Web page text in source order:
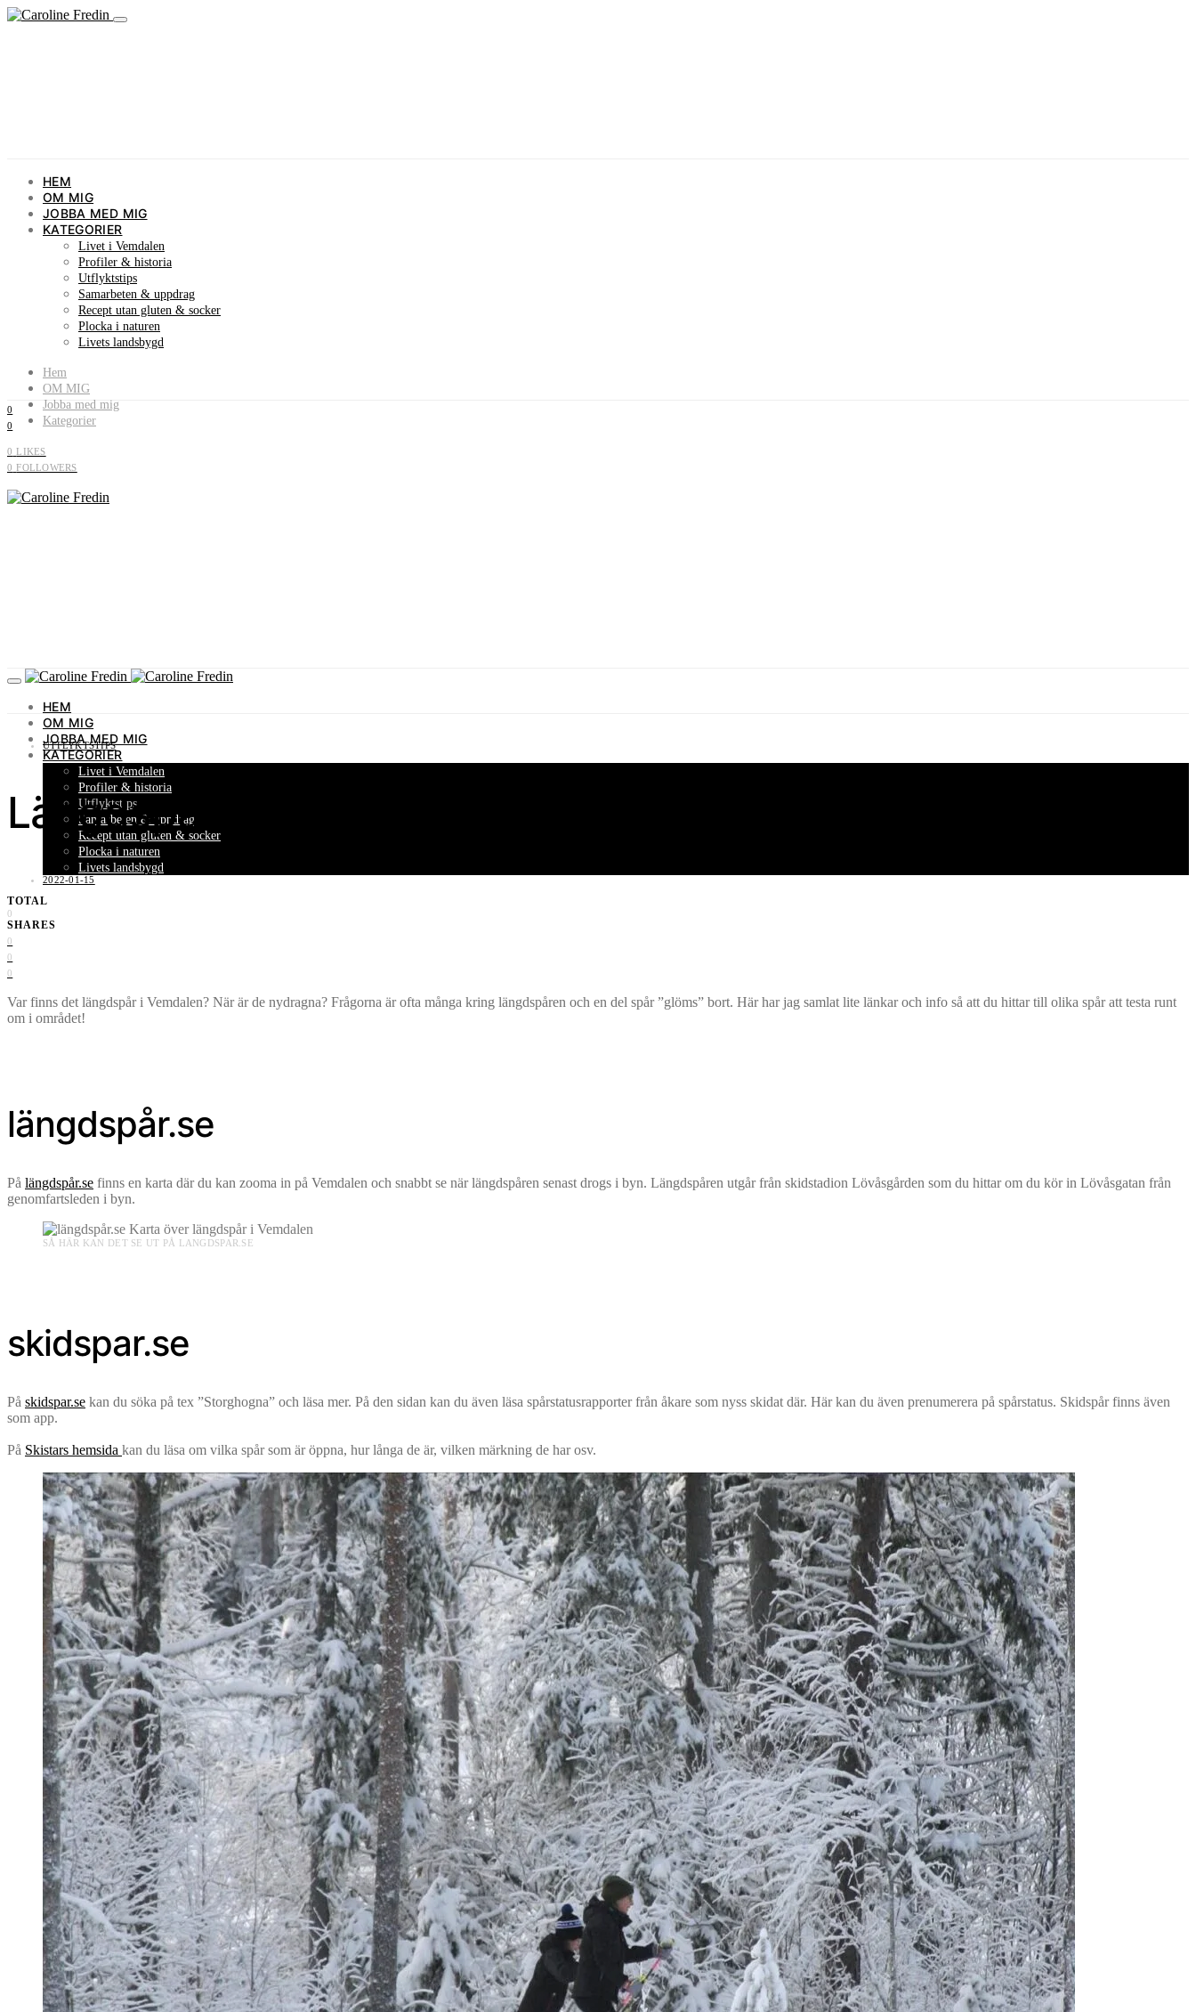
HEM
OM MIG
JOBBA MED MIG
KATEGORIER
Livet i Vemdalen
Profiler & historia
Utflyktstips
Samarbeten & uppdrag
Recept utan gluten & socker
Plocka i naturen
Livets landsbygd
Hem
OM MIG
Jobba med mig
Kategorier
0 LIKES
0 FOLLOWERS
0
0
HEM
OM MIG
JOBBA MED MIG
KATEGORIER
Livet i Vemdalen
Profiler & historia
Utflyktstips
Samarbeten & uppdrag
Recept utan gluten & socker
Plocka i naturen
Livets landsbygd
UTFLYKTSTIPS
Längdspår i Vemdalen
2022-01-15
TOTAL
0
SHARES
0
0
0
Var finns det längdspår i Vemdalen? När är de nydragna? Frågorna är ofta många kring längdspåren och en del spår ”glöms” bort. Här har jag samlat lite länkar och info så att du hittar till olika spår att testa runt
om i området!
längdspår.se
På längdspår.se finns en karta där du kan zooma in på Vemdalen och snabbt se när längdspåren senast drogs i byn. Längdspåren utgår från skidstadion Lövåsgården som du hittar om du kör in Lövåsgatan från
genomfartsleden i byn.
SÅ HÄR KAN DET SE UT PÅ LANGDSPAR.SE
skidspar.se
På skidspar.se kan du söka på tex ”Storghogna” och läsa mer. På den sidan kan du även läsa spårstatusrapporter från åkare som nyss skidat där. Här kan du även prenumerera på spårstatus. Skidspår finns även
som app.
På Skistars hemsida kan du läsa om vilka spår som är öppna, hur långa de är, vilken märkning de har osv.